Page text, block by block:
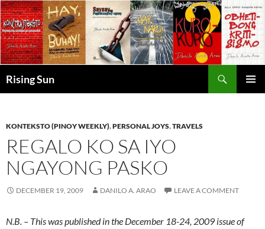
Skip
to
content
Rising Sun
KONTEKSTO (PINOY WEEKLY),PERSONAL JOYS,TRAVELS
REGALO KO SA IYO
NGAYONG PASKO
DECEMBER 19, 2009 DANILO A. ARAO LEAVE A COMMENT
N.B. – This was published in the December 18-24, 2009 issue of